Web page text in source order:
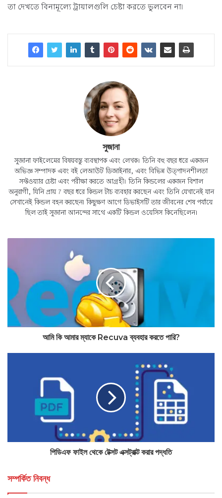
তা দেখতে বিনামূল্যে ট্রায়ালগুলি চেষ্টা করতে ভুলবেন না৷
সুজানা
সুজানা ফাইলেমের বিষয়বস্তু ব্যবস্থাপক এবং লেখক। তিনি বহু বছর ধরে একজন
অভিজ্ঞ সম্পাদক এবং বই লেআউট ডিজাইনার, এবং বিভিন্ন উত্পাদনশীলতা
সফ্টওয়্যার চেষ্টা এবং পরীক্ষা করতে আগ্রহী। তিনি কিন্ডলের একজন বিশাল
অনুরাগী, যিনি প্রায় 7 বছর ধরে কিন্ডল টাচ ব্যবহার করছেন এবং তিনি যেখানেই যান
সেখানেই কিন্ডল বহন করছেন৷ কিছুক্ষণ আগে ডিভাইসটি তার জীবনের শেষ পর্যায়ে
ছিল তাই সুজানা আনন্দের সাথে একটি কিন্ডল ওয়েসিস কিনেছিলেন।
আমি কি আমার ম্যাকে Recuva ব্যবহার করতে পারি?
পিডিএফ ফাইল থেকে টেক্সট এক্সট্রাক্ট করার পদ্ধতি
সম্পর্কিত নিবন্ধ